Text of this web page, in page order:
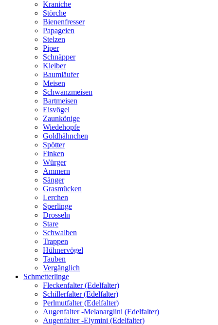
Kraniche
Störche
Bienenfresser
Papageien
Stelzen
Piper
Schnäpper
Kleiber
Baumläufer
Meisen
Schwanzmeisen
Bartmeisen
Eisvögel
Zaunkönige
Wiedehopfe
Goldhähnchen
Spötter
Finken
Würger
Ammern
Sänger
Grasmücken
Lerchen
Sperlinge
Drosseln
Stare
Schwalben
Trappen
Hühnervögel
Tauben
Vergänglich
Schmetterlinge
Fleckenfalter (Edelfalter)
Schillerfalter (Edelfalter)
Perlmutfalter (Edelfalter)
Augenfalter -Melanargiini (Edelfalter)
Augenfalter -Elymini (Edelfalter)